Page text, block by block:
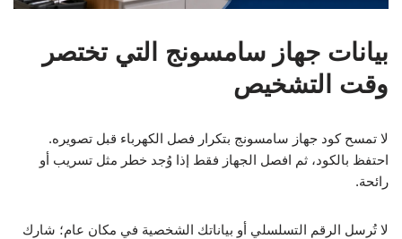
بيانات جهاز سامسونج التي تختصر
وقت التشخيص
لا تمسح كود جهاز سامسونج بتكرار فصل الكهرباء قبل تصويره.
احتفظ بالكود، ثم افصل الجهاز فقط إذا وُجد خطر مثل تسريب أو
رائحة.
لا تُرسل الرقم التسلسلي أو بياناتك الشخصية في مكان عام؛ شارك